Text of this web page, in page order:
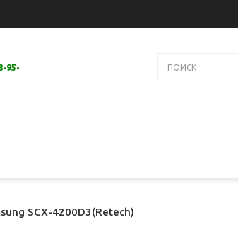
95-
SCX-4200D3(Retech)